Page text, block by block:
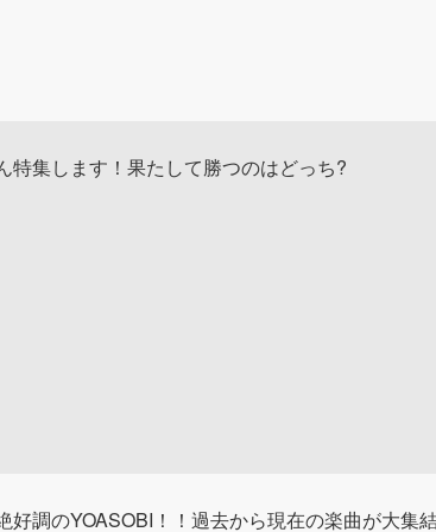
集します！果たして勝つのはどっち?
調のYOASOBI！！過去から現在の楽曲が大集結